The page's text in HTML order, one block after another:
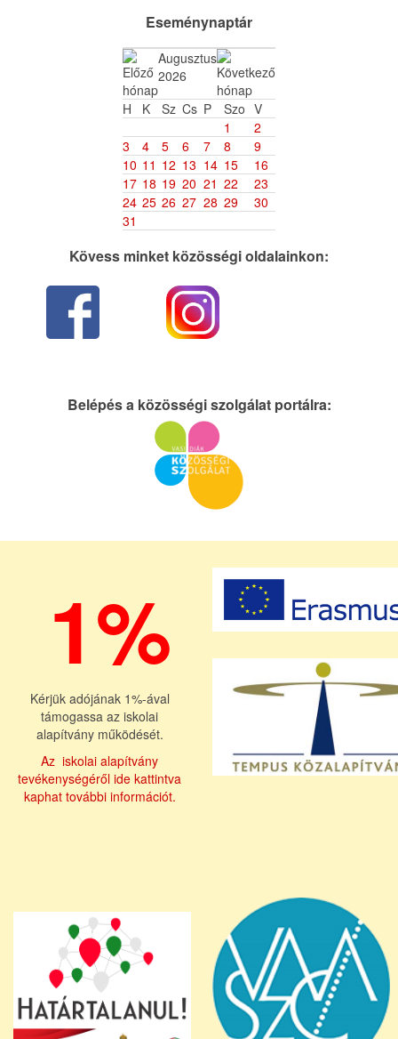
Eseménynaptár
Augusztus
2026
H
K Sz Cs P Szo V
1
2
3
4 5 6 7 8
9
10 11 12 13 14 15
16
17 18 19 20 21 22
23
24 25 26 27 28 29
30
31
Kövess minket közösségi oldalainkon:
Belépés a közösségi szolgálat portálra:
1%
Kérjük adójának 1%-ával
támogassa az iskolai
alapítvány működését.
Az iskolai alapítvány
tevékenységéről ide kattintva
kaphat további információt.